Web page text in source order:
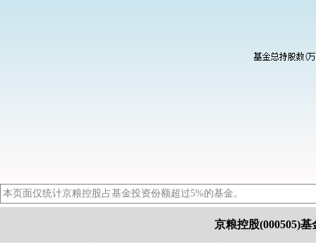
本页面仅统计京粮控股占基金投资份额超过5%的基金。
京粮控股(000505)